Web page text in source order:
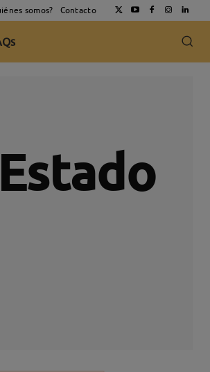
somos? Contacto